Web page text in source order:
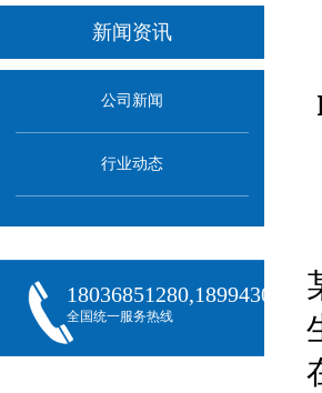
新闻资讯
公司新闻
行业动态
全国统一服务热线